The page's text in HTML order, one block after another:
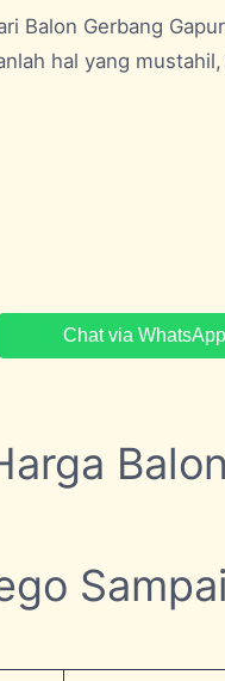
Balon Gerbang
hal yang
Chat via WhatsApp